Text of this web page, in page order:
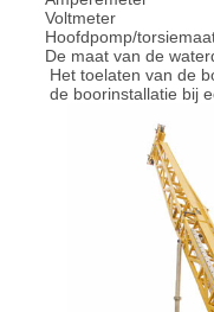
Voltmeter
Hoofdpomp/
De maat van de
Het toelaten van de
de boorinstallatie bij